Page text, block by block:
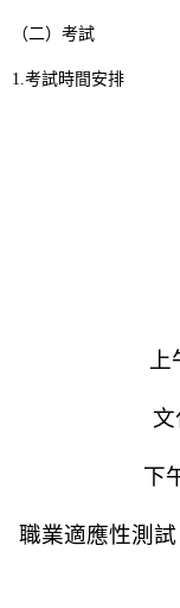
（二）考試
1.考試時間安排
上
文
下
職業適應性測試